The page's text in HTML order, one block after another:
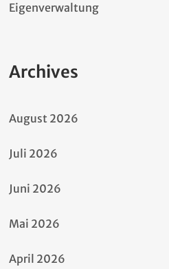
Eigenverwaltung
Archives
August 2026
Juli 2026
Juni 2026
Mai 2026
April 2026